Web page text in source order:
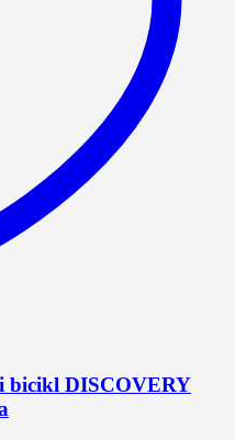
bicikl DISCOVERY